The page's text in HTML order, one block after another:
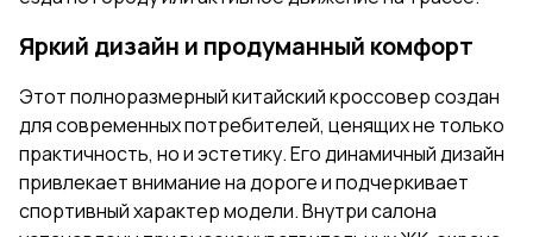
Яркий дизайн и продуманный комфорт
Этот полноразмерный китайский кроссовер создан
для современных потребителей, ценящих не только
практичность, но и эстетику. Его динамичный дизайн
привлекает внимание на дороге и подчеркивает
спортивный характер модели. Внутри салона